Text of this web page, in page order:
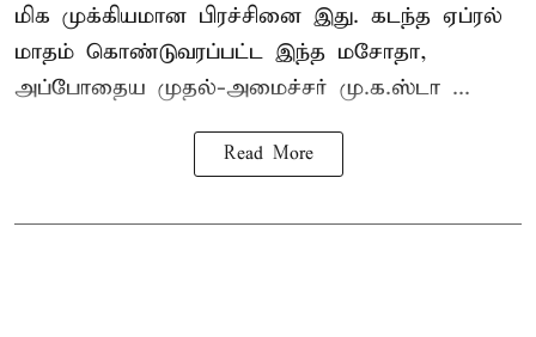
மிக முக்கியமான பிரச்சினை இது. கடந்த ஏப்ரல்
மாதம் கொண்டுவரப்பட்ட இந்த மசோதா,
அப்போதைய முதல்-அமைச்சர் மு.க.ஸ்டா ...
Read More